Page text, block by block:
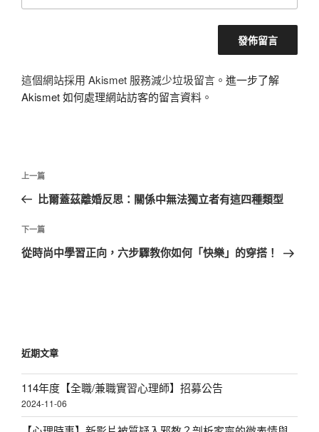
這個網站採用 Akismet 服務減少垃圾留言。 進一步了解
Akismet 如何處理網站訪客的留言資料 。
文
導
覽
上
一
文
章
上一篇
比爾蓋茲離婚反思：關係中無法獨立者有這四種類型
下
一
下一篇
從時尚中學習正向，六步驟教你如何「快樂」的穿搭！
近期文章
114年度【全職/兼職實習心理師】招募公告
2024-11-06